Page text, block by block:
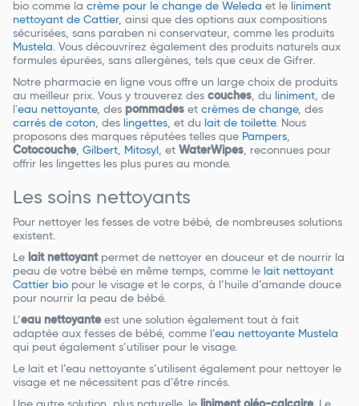
bio comme la crème pour le change de Weleda et le liniment
nettoyant de Cattier, ainsi que des options aux compositions
sécurisées, sans paraben ni conservateur, comme les produits
Mustela. Vous découvrirez également des produits naturels aux
formules épurées, sans allergènes, tels que ceux de Gifrer.
Notre pharmacie en ligne vous offre un large choix de produits
au meilleur prix. Vous y trouverez des couches, du liniment, de
l'eau nettoyante, des pommades et crèmes de change, des
carrés de coton, des lingettes, et du lait de toilette. Nous
proposons des marques réputées telles que Pampers,
Cotocouche, Gilbert, Mitosyl , et WaterWipes, reconnues pour
offrir les lingettes les plus pures au monde.
Les soins nettoyants
Pour nettoyer les fesses de votre bébé, de nombreuses solutions
existent.
Le lait nettoyantpermet de nettoyer en douceur et de nourrir la
peau de votre bébé en même temps, comme le lait nettoyant
Cattier bio pour le visage et le corps, à l’ huile d’amande douce
pour nourrir la peau de bébé.
L’eau nettoyanteest une solution également tout à fait
adaptée aux fesses de bébé, comme l’eau nettoyante Mustela
qui peut également s’utiliser pour le visage.
Le lait et l’eau nettoyante s’utilisent également pour nettoyer le
visage et ne nécessitent pas d’être rincés.